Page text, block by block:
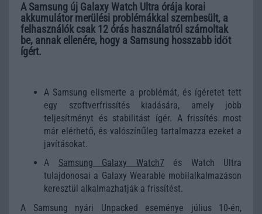
A Samsung új Galaxy Watch Ultra órája korai
akkumulátor merülési problémákkal szembesült, a
felhasználók csak 12 órás használatról számoltak
be, annak ellenére, hogy a Samsung hosszabb időt
ígért.
A Samsung elismerte a problémát, és ígéretet tett
egy szoftverfrissítés kiadására, amely jobb
teljesítményt és stabilitást ígér. A frissítés most
már elérhető, és valószínűleg tartalmazza ezeket a
javításokat.
A Samsung Galaxy Watch7 és Watch Ultra
tulajdonosai a Galaxy Wearable mobilalkalmazáson
keresztül alkalmazhatják a frissítést.
A Samsung nyári Unpacked eseménye július 10-én,